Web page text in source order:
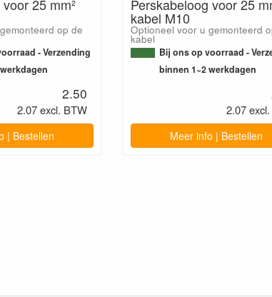
25 mm²
op de
- Verzending
2.50
2.07 excl. BTW
| Bestellen
Perskabeloog voor 25
kabel M10
Optioneel voor u gemonteerd
kabel
Bij ons op voorraad -
binnen 1~2 werkdagen
2.07
Meer info | Bestellen